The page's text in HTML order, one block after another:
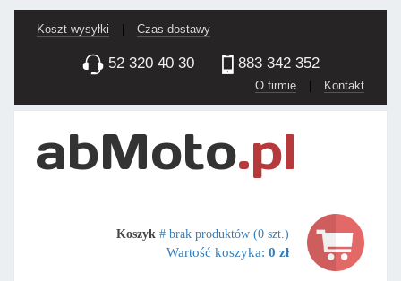
Koszt wysyłki Czas dostawy
52 320 40 30 883 342 352
O firmie | Kontakt
Koszyk # brak produktów (0 szt.)
Wartość koszyka: 0 zł